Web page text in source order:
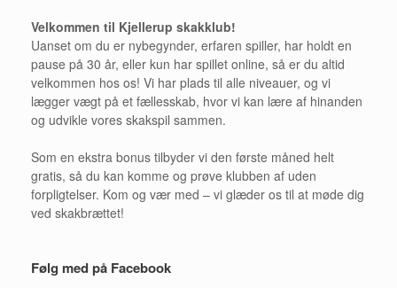
Velkommen til Kjellerup skakklub!
Uanset om du er nybegynder, erfaren spiller, har holdt en
pause på 30 år, eller kun har spillet online, så er du altid
velkommen hos os! Vi har plads til alle niveauer, og vi
lægger vægt på et fællesskab, hvor vi kan lære af hinanden
og udvikle vores skakspil sammen.
Som en ekstra bonus tilbyder vi den første måned helt
gratis, så du kan komme og prøve klubben af uden
forpligtelser. Kom og vær med – vi glæder os til at møde dig
ved skakbrættet!
Følg med på Facebook